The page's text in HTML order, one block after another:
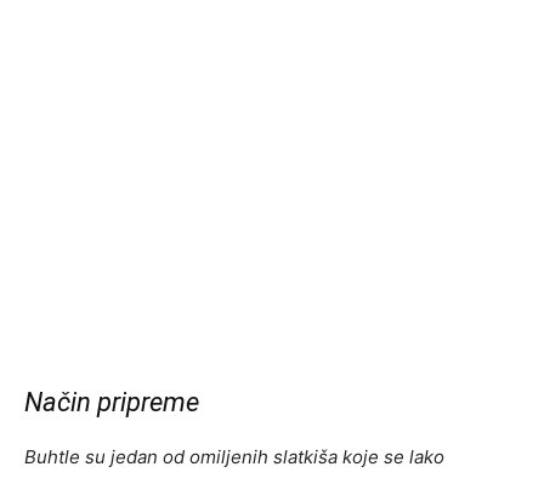
Način pripreme
Buhtle su jedan od omiljenih slatkiša koje se lako